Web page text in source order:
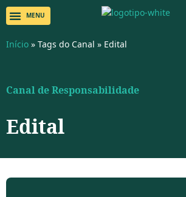
Início » Tags do Canal » Edital
Canal de Responsabilidade
Edital